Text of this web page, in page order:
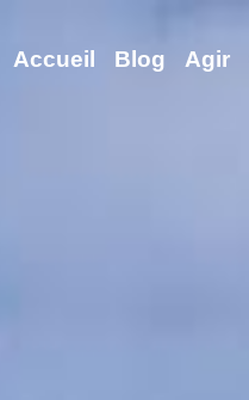
Accueil Blog Agir